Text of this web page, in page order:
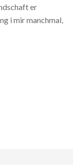
er
i mir manchmal,